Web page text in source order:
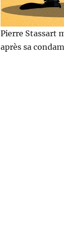
Pierre Stassart
après sa